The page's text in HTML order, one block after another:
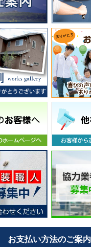
お支払い方法のご案内